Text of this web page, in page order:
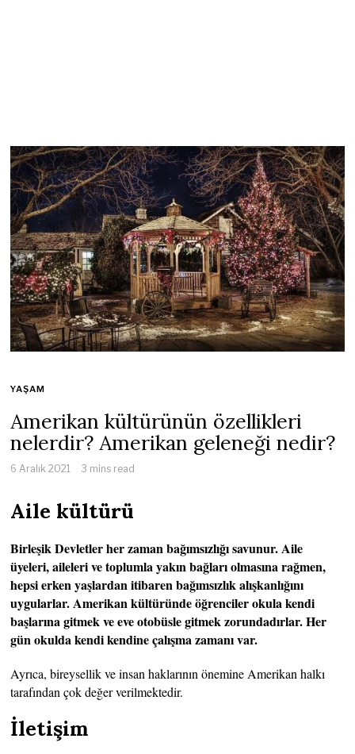
YAŞAM
Amerikan kültürünün özellikleri
nelerdir? Amerikan geleneği nedir?
6 Aralık 2021 3 mins read
Aile kültürü
Birleşik Devletler her zaman bağımsızlığı savunur. Aile
üyeleri, aileleri ve toplumla yakın bağları olmasına rağmen,
hepsi erken yaşlardan itibaren bağımsızlık alışkanlığını
uygularlar. Amerikan kültüründe öğrenciler okula kendi
başlarına gitmek ve eve otobüsle gitmek zorundadırlar. Her
gün okulda kendi kendine çalışma zamanı var.
Ayrıca, bireysellik ve insan haklarının önemine Amerikan halkı
tarafından çok değer verilmektedir.
İletişim